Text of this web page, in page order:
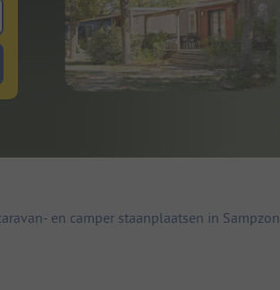
naar staanplaatsen
huuraccommodaties om te zoeken naar
en camper staanplaatsen in